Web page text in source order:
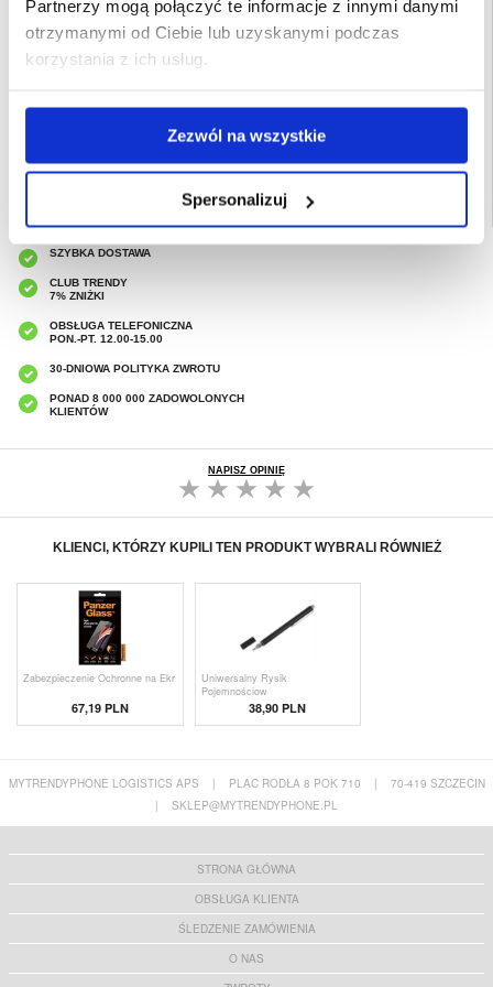
Partnerzy mogą połączyć te informacje z innymi danymi
otrzymanymi od Ciebie lub uzyskanymi podczas
korzystania z ich usług.
Zezwól na wszystkie
Spersonalizuj
Samsung Galaxy S25 Edge Etui & Akcesoria
SZYBKA DOSTAWA
CLUB TRENDY
7% ZNIŻKI
OBSŁUGA TELEFONICZNA
PON.-PT. 12.00-15.00
30-DNIOWA POLITYKA ZWROTU
PONAD 8 000 000 ZADOWOLONYCH
KLIENTÓW
NAPISZ OPINIĘ
KLIENCI, KTÓRZY KUPILI TEN PRODUKT WYBRALI RÓWNIEŻ
Zabezpieczenie Ochronne na Ekr
67,19 PLN
Uniwersalny Rysik
Pojemnościow
38,90 PLN
MYTRENDYPHONE LOGISTICS APS | PLAC RODŁA 8 POK 710 |
70-419 SZCZECIN
|
SKLEP@MYTRENDYPHONE.PL
STRONA GŁÓWNA
OBSŁUGA KLIENTA
ŚLEDZENIE ZAMÓWIENIA
O NAS